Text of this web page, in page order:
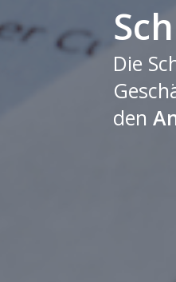
Die
den